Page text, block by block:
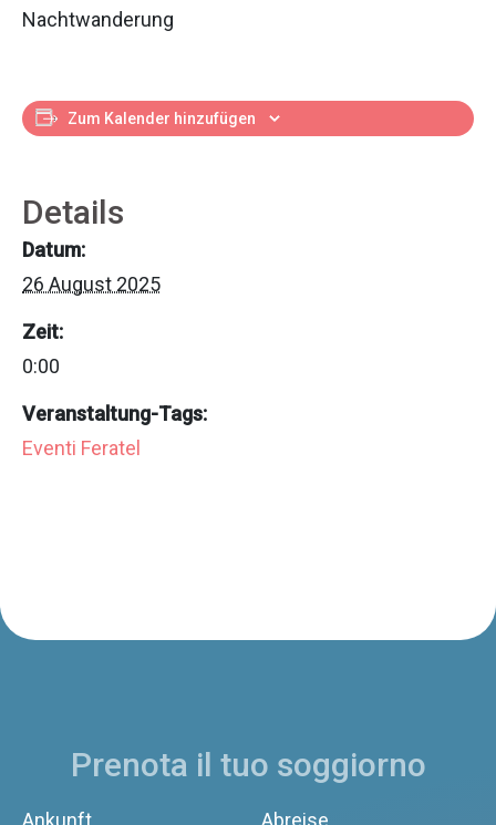
Nachtwanderung
Zum Kalender hinzufügen
Details
Datum:
26 August 2025
Zeit:
0:00
Veranstaltung-Tags:
Eventi Feratel
Prenota il tuo soggiorno
Ankunft Abreise